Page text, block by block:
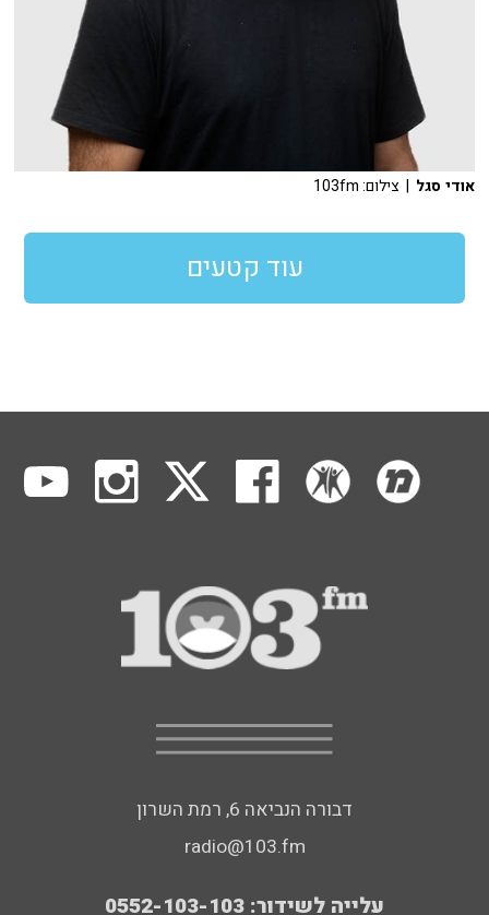
אודי סגל | צילום: 103fm
עוד קטעים
דבורה הנביאה 6, רמת השרון
radio@103.fm
עלייה לשידור: 0552-103-103